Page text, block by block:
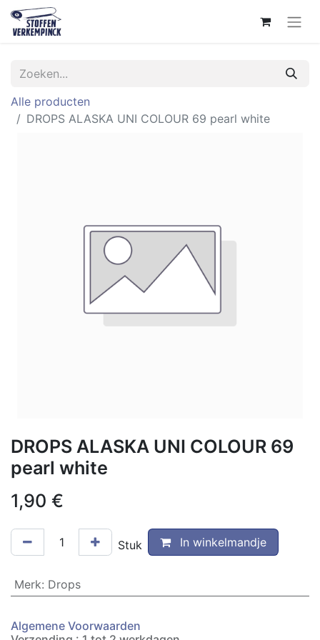
Alle producten
DROPS ALASKA UNI COLOUR 69 pearl white
DROPS ALASKA UNI COLOUR 69
pearl white
1,90 €
Stuk In winkelmandje
Merk: Drops
Algemene Voorwaarden